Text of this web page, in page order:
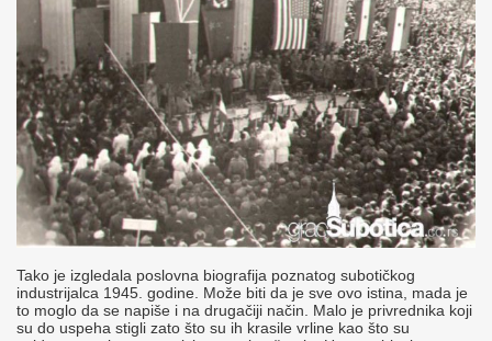
Tako je izgledala poslovna biografija poznatog subotičkog
industrijalca 1945. godine. Može biti da je sve ovo istina, mada je
to moglo da se napiše i na drugačiji način. Malo je privrednika koji
su do uspeha stigli zato što su ih krasile vrline kao što su